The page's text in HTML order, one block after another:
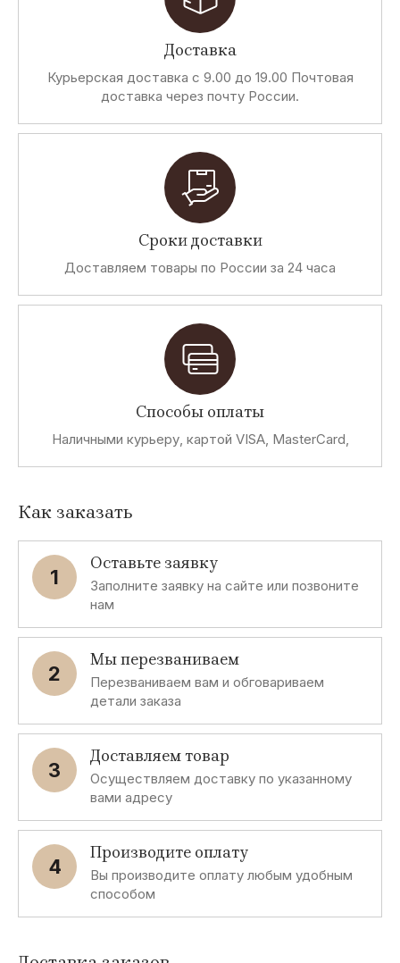
Доставка
Курьерская доставка с 9.00 до 19.00 Почтовая
доставка через почту России.
Сроки доставки
Доставляем товары по России за 24 часа
Способы оплаты
Наличными курьеру, картой VISA, MasterCard,
Как заказать
1
Оставьте заявку
Заполните заявку на сайте или позвоните
нам
2
Мы перезваниваем
Перезваниваем вам и обговариваем
детали заказа
3
Доставляем товар
Осуществляем доставку по указанному
вами адресу
4
Производите оплату
Вы производите оплату любым удобным
способом